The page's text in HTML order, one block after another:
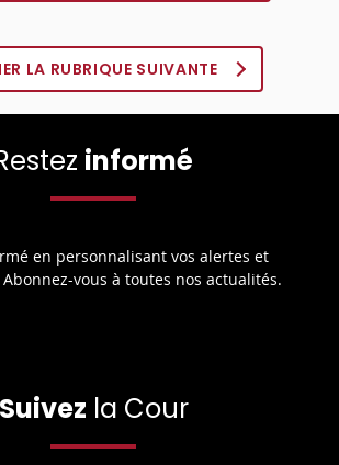
LA RUBRIQUE SUIVANTE
informé
en personnalisant vos alertes et
vous à toutes nos actualités.
Suivez la Cour